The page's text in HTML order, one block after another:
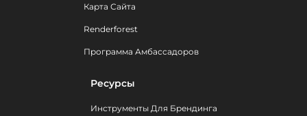
Карта Сайта
Renderforest
Программа Амбассадоров
Ресурсы
Инструменты Для Брендинга